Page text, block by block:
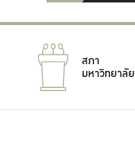
สภา
มหาวิทยาลัย